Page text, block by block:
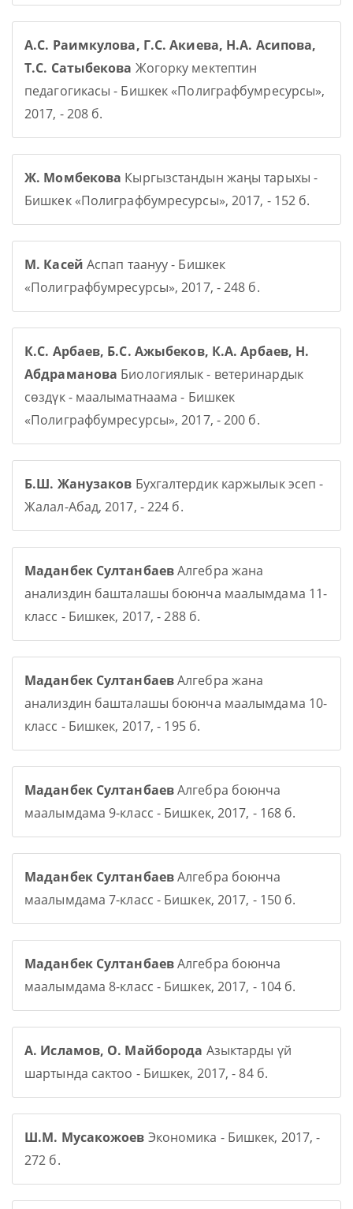
А.С. Раимкулова, Г.С. Акиева, Н.А. Асипова,
Т.С. Сатыбекова Жогорку мектептин
педагогикасы - Бишкек «Полиграфбумресурсы»,
2017, - 208 б.
Ж. Момбекова Кыргызстандын жаңы тарыхы -
Бишкек «Полиграфбумресурсы», 2017, - 152 б.
М. Касей Аспап таануу - Бишкек
«Полиграфбумресурсы», 2017, - 248 б.
К.С. Арбаев, Б.С. Ажыбеков, К.А. Арбаев, Н.
Абдраманова Биологиялык - ветеринардык
сөздүк - маалыматнаама - Бишкек
«Полиграфбумресурсы», 2017, - 200 б.
Б.Ш. Жанузаков Бухгалтердик каржылык эсеп -
Жалал-Абад, 2017, - 224 б.
Маданбек СултанбаевАлгебра жана
анализдин башталашы боюнча маалымдама 11-
класс - Бишкек, 2017, - 288 б.
Маданбек СултанбаевАлгебра жана
анализдин башталашы боюнча маалымдама 10-
класс - Бишкек, 2017, - 195 б.
Маданбек СултанбаевАлгебра боюнча
маалымдама 9-класс - Бишкек, 2017, - 168 б.
Маданбек СултанбаевАлгебра боюнча
маалымдама 7-класс - Бишкек, 2017, - 150 б.
Маданбек СултанбаевАлгебра боюнча
маалымдама 8-класс - Бишкек, 2017, - 104 б.
А. Исламов, О. Майборода Азыктарды үй
шартында сактоо - Бишкек, 2017, - 84 б.
Ш.М. Мусакожоев Экономика - Бишкек, 2017, -
272 б.